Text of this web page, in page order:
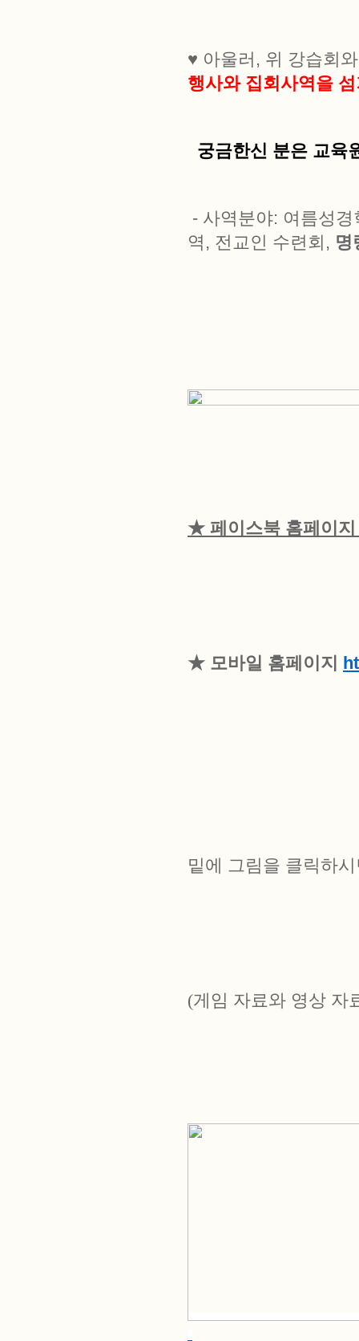
♥ 아울러, 위 강습회
행사와 집회사역을
궁금한신 분은 교육
- 사역분야: 여름성
역, 전교인 수련회, 명
★ 페이스북 홈페이
★ 모바일 홈페이지
밑에 그림을 클릭하
(게임 자료와 영상 자